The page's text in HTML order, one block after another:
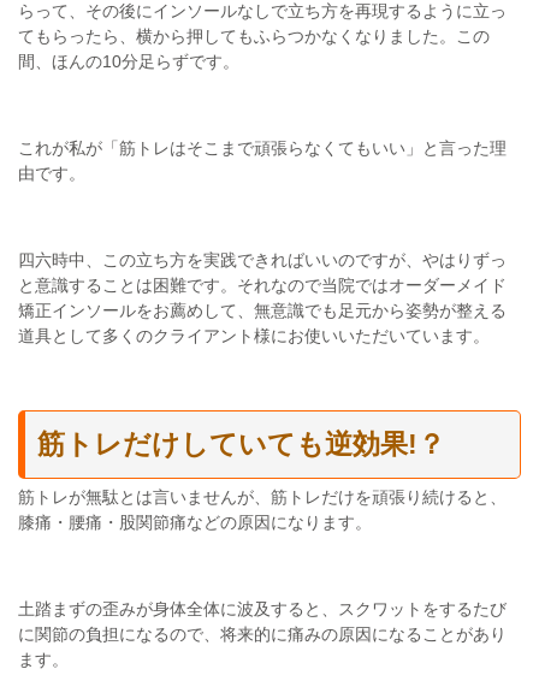
らって、その後にインソールなしで立ち方を再現するように立っ
てもらったら、横から押してもふらつかなくなりました。この
間、ほんの10分足らずです。
これが私が「筋トレはそこまで頑張らなくてもいい」と言った理
由です。
四六時中、この立ち方を実践できればいいのですが、やはりずっ
と意識することは困難です。それなので当院ではオーダーメイド
矯正インソールをお薦めして、無意識でも足元から姿勢が整える
道具として多くのクライアント様にお使いいただいています。
筋トレだけしていても逆効果!？
筋トレが無駄とは言いませんが、筋トレだけを頑張り続けると、
膝痛・腰痛・股関節痛などの原因になります。
土踏まずの歪みが身体全体に波及すると、スクワットをするたび
に関節の負担になるので、将来的に痛みの原因になることがあり
ます。